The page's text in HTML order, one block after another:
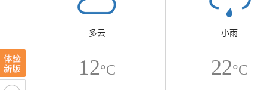
多云
12°C
小雨
22°C